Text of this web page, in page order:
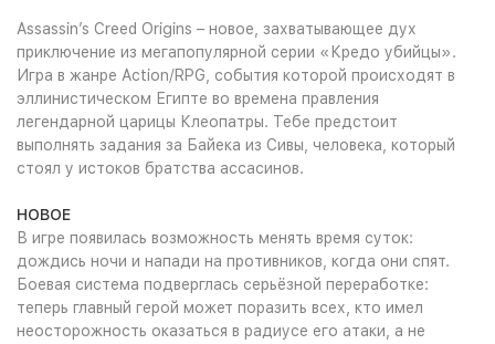
Assassin’s Creed Origins – новое, захватывающее дух
приключение из мегапопулярной серии «Кредо убийцы».
Игра в жанре Action/RPG, события которой происходят в
эллинистическом Египте во времена правления
легендарной царицы Клеопатры. Тебе предстоит
выполнять задания за Байека из Сивы, человека, который
стоял у истоков братства ассасинов.
НОВОЕ
В игре появилась возможность менять время суток:
дождись ночи и напади на противников, когда они спят.
Боевая система подверглась серьёзной переработке:
теперь главный герой может поразить всех, кто имел
неосторожность оказаться в радиусе его атаки, а не